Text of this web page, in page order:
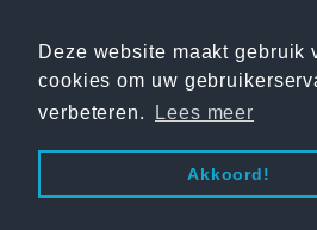
Deze website maakt gebruik
cookies om uw
verbeteren.
Lees meer
Akkoord!